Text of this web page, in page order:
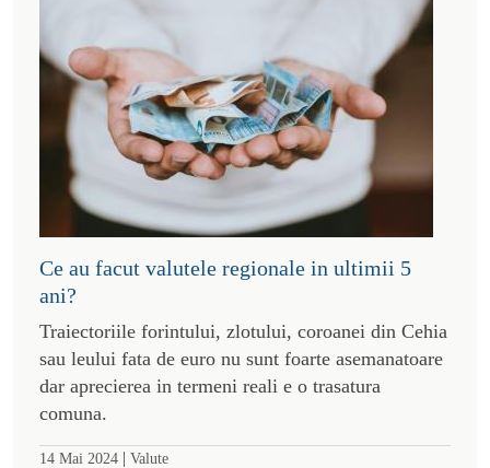
Ce au facut valutele regionale in ultimii 5
ani?
Traiectoriile forintului, zlotului, coroanei din Cehia
sau leului fata de euro nu sunt foarte asemanatoare
dar aprecierea in termeni reali e o trasatura
comuna.
14 Mai 2024 | Valute